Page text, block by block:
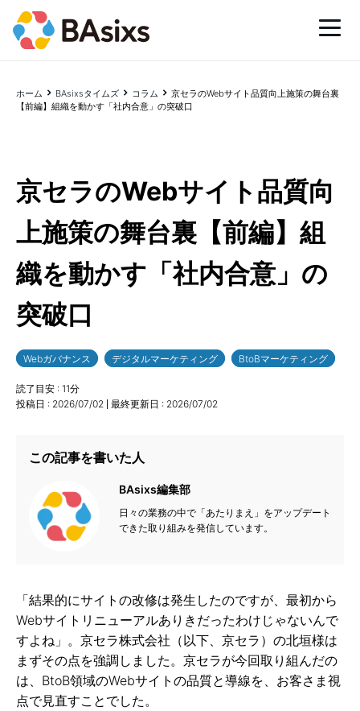
ホーム BAsixsタイムズ コラム
京セラのWebサイト品質向上施策の舞台裏
【前編】組織を動かす「社内合意」の突破口
京セラのWebサイト品質向
上施策の舞台裏【前編】組
織を動かす「社内合意」の
突破口
Webガバナンス デジタルマーケティング BtoBマーケティング
読了目安 : 11分
投稿日 : 2026/07/02 最終更新日 : 2026/07/02
この記事を書いた人
BAsixs編集部
日々の業務の中で「あたりまえ」をアップデート
できた取り組みを発信しています。
「結果的にサイトの改修は発生したのですが、最初から
Webサイトリニューアルありきだったわけじゃないんで
すよね」。京セラ株式会社（以下、京セラ）の北垣様は
まずその点を強調しました。京セラが今回取り組んだの
は、BtoB領域のWebサイトの品質と導線を、お客さま視
点で見直すことでした。